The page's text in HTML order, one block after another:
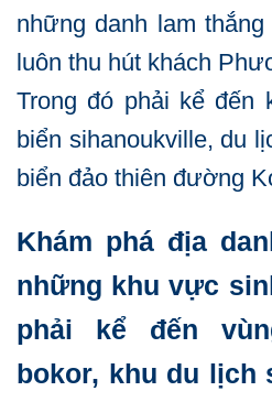
những danh lam
luôn thu hút khách
Trong đó phải kể đến
biển sihanoukville, du
biển đảo thiên đường
Khám phá địa
những khu vực
phải kể đến
bokor, khu du lịch